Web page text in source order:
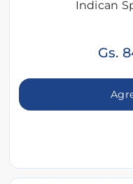
Indican
Gs.